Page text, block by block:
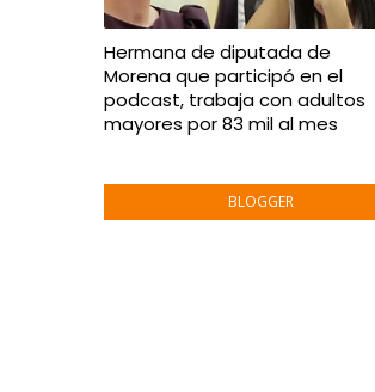
Hermana de diputada de
Morena que participó en el
podcast, trabaja con adultos
mayores por 83 mil al mes
BLOGGER